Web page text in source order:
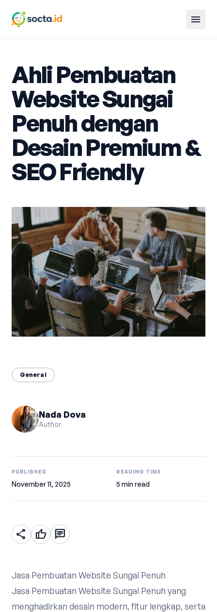
menu
Bahasa Indonesia English 中文
Ahli Pembuatan
Website Sungai
Penuh dengan
Desain Premium &
SEO Friendly
General
Nada Dova
Author
PUBLISHED
November 11, 2025
READING TIME
5 min read
share thumb_up chat
Jasa Pembuatan Website Sungai Penuh
Jasa Pembuatan Website Sungai Penuh yang
menghadirkan desain modern, fitur lengkap, serta